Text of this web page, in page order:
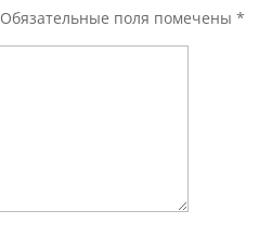
Обязательные поля помечены*